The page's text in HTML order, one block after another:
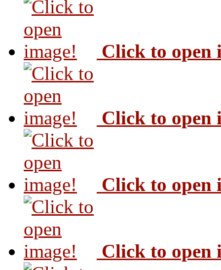
Click to open
Click to open
Click to open
Click to open